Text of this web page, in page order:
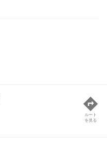
ルート
を見る